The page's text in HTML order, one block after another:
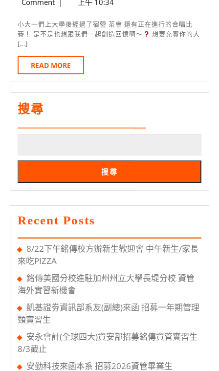
網
路
報
名
學
招
月
23
Comment | 上午 10:34
小大一們上大學後經過了宿營 茶會 還有正在進行的合唱比
賽！ 是不是也想跟我們一起創造回憶啊～
想要充實你的大
[…]
READ MORE
MORE
搜尋
搜尋
Recent Posts
8/22下午銘傳校方辦新生歡迎會 中午新生/家長
來吃PIZZA
銘傳美國分校進駐加州州立大學長堤分校 資管
海外實習新機會
凱基證劵資訊部系友(副總)來函 招募一年期管理
類實習生
安永會計(全球四大)資安部招募銘傳資管實習生
8/3截止
安勤科技來函本系 招募2026資管畢業生